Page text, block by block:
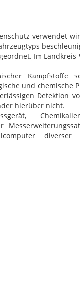
verwendet
Im Landkreis
Kampfstoffe
und chemische
Detektion
hierüber nicht.